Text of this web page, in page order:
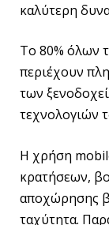
καλύτερη
Το 80% όλων
περιέχουν
των
τεχνολογιών
Η χρήση
κρατήσεων,
αποχώρησης
ταχύτητα.